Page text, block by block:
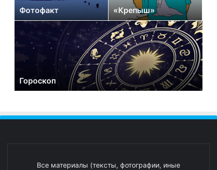
Фотофакт «Крепыш»
Гороскоп
Все материалы (тексты, фотографии, иные